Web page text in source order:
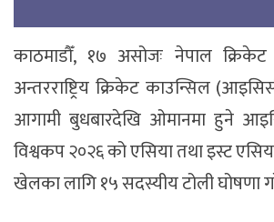
काठमाडौँ, १७ असोजः नेपाल
अन्तरराष्ट्रिय क्रिकेट काउन्सिल
आगामी बुधबारदेखि ओमानमा हुने
विश्वकप २०२६ को एसिया तथा इस्ट
खेलका लागि १५ सदस्यीय टोली घोषणा